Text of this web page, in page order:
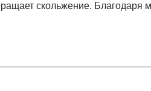
скольжение. Благодаря